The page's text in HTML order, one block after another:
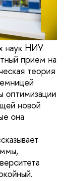
наук НИУ
прием на
теория
оптимизации
новой
она